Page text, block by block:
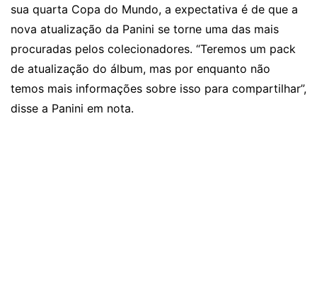
sua quarta Copa do Mundo, a expectativa é de que a
nova atualização da Panini se torne uma das mais
procuradas pelos colecionadores. “Teremos um pack
de atualização do álbum, mas por enquanto não
temos mais informações sobre isso para compartilhar”,
disse a Panini em nota.